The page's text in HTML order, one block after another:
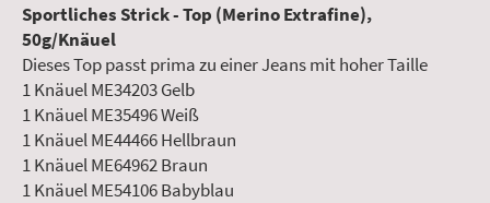
Sportliches Strick - Top (Merino Extrafine),
50g/Knäuel
Dieses Top passt prima zu einer Jeans mit hoher Taille
1 Knäuel ME34203 Gelb
1 Knäuel ME35496 Weiß
1 Knäuel ME44466 Hellbraun
1 Knäuel ME64962 Braun
1 Knäuel ME54106 Babyblau